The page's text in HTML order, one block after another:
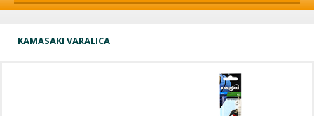
KAMASAKI VARALICA